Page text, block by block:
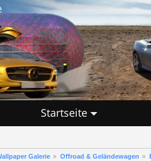
Startseite
Galerie Offroad & Geländewagen